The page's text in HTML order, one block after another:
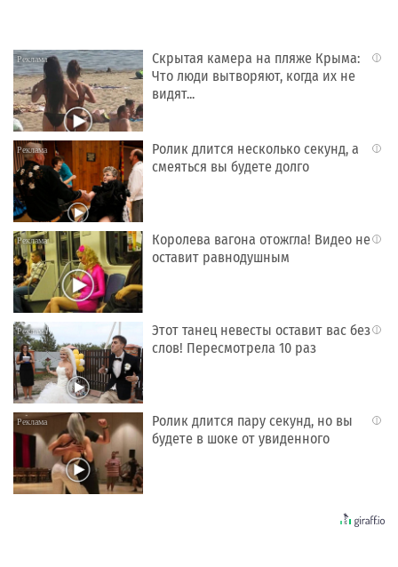
i
Скрытая камера на пляже Крыма:
Что люди вытворяют, когда их не
видят...
i
Ролик длится несколько секунд, а
смеяться вы будете долго
i
Королева вагона отожгла! Видео не
оставит равнодушным
i
Этот танец невесты оставит вас без
слов! Пересмотрела 10 раз
i
Ролик длится пару секунд, но вы
будете в шоке от увиденного